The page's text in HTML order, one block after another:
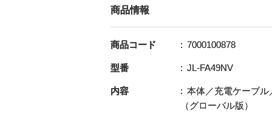
商品情報
商品コード 7000100878
型番 JL-FA49NV
内容
本体／充電ケーブ
（グローバル版）